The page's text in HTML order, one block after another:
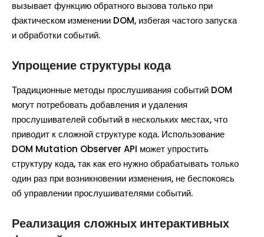
вызывает функцию обратного вызова только при
фактическом изменении DOM, избегая частого запуска
и обработки событий.
Упрощение структуры кода
Традиционные методы прослушивания событий DOM
могут потребовать добавления и удаления
прослушивателей событий в нескольких местах, что
приводит к сложной структуре кода. Использование
DOM Mutation Observer API может упростить
структуру кода, так как его нужно обрабатывать только
один раз при возникновении изменения, не беспокоясь
об управлении прослушивателями событий.
Реализация сложных интерактивных